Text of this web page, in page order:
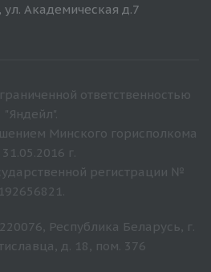
ул. Академическая д.7
ответственностью
"Яндейл".
Минского горисполкома
31.05.2016 г.
регистрации №
192656821.
Республика Беларусь, г.
д. 18, пом. 376